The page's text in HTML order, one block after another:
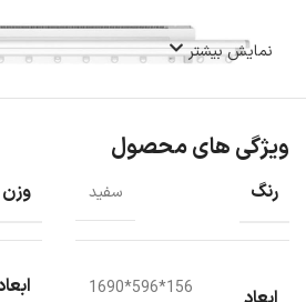
مشخصات ظاهری
نمایش بیشتر
ویژگی های محصول
رنگ سفید وزن
156*596*1690